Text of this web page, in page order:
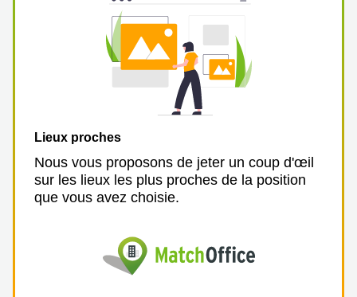
Lieux proches
Nous vous proposons de jeter un coup d'œil
sur les lieux les plus proches de la position
que vous avez choisie.